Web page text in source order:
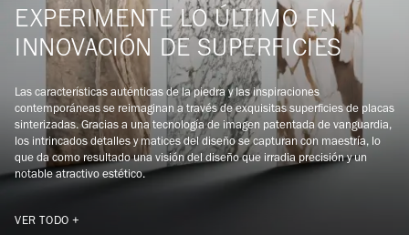
EXPERIMENTE LO ÚLTIMO EN
INNOVACIÓN DE SUPERFICIES
Las características auténticas de la piedra y las inspiraciones
contemporáneas se reimaginan a través de exquisitas superficies de placas
sinterizadas. Gracias a una tecnología de imagen patentada de vanguardia,
los intrincados detalles y matices del diseño se capturan con maestría, lo
que da como resultado una visión del diseño que irradia precisión y un
notable atractivo estético.
VER TODO +